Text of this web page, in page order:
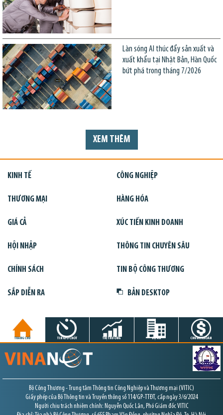
Làn sóng AI thúc đẩy sản xuất và
xuất khẩu tại Nhật Bản, Hàn Quốc
bứt phá trong tháng 7/2026
XEM THÊM
KINH TẾ CÔNG NGHIỆP
THƯƠNG MẠI HÀNG HÓA
GIÁ CẢ XÚC TIẾN KINH DOANH
HỘI NHẬP THÔNG TIN CHUYÊN SÂU
CHÍNH SÁCH TIN BỘ CÔNG THƯƠNG
SẮP DIỄN RA BẢN DESKTOP
TRANG CHỦ TIN GIỜ CHÓT THỊ TRƯỜNG DỰ ÁN CHỨNG KHOÁN
Bộ Công Thương - Trung tâm Thông tin Công Nghiệp và Thương mại (VITIC)
Giấy phép của Bộ Thông tin và Truyền thông số 114/GP-TTĐT, cấp ngày 3/6/2024
Người chịu trách nhiệm chính: Nguyễn Quốc Lân, Phó Giám đốc VITIC